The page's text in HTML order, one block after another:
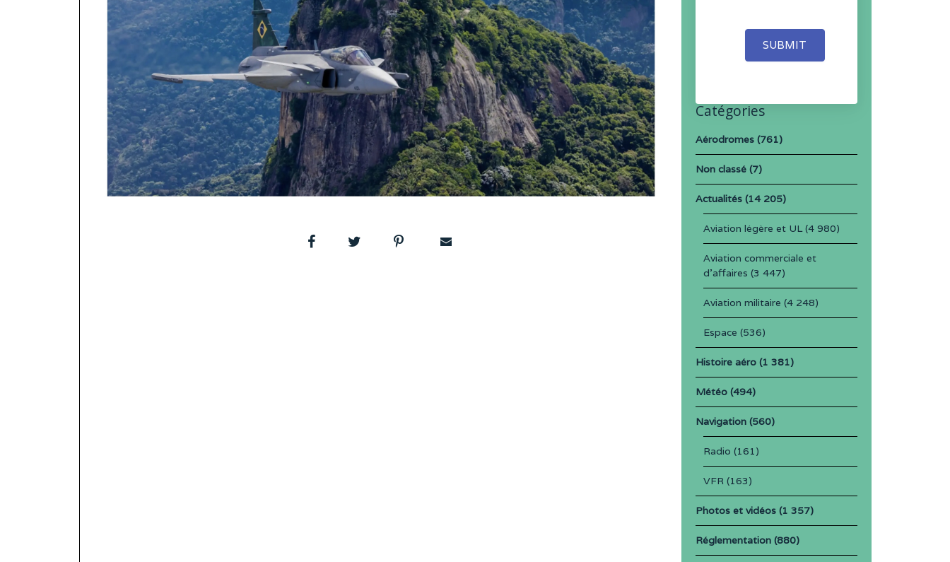
SUBMIT
Catégories
Aérodromes(761)
Non classé(7)
Actualités(14 205)
Aviation légère et UL(4 980)
Aviation commerciale et
d'affaires (3 447)
Aviation militaire (4 248)
Espace (536)
Histoire aéro(1 381)
Météo(494)
Navigation(560)
Radio (161)
VFR (163)
Photos et vidéos(1 357)
Réglementation(880)